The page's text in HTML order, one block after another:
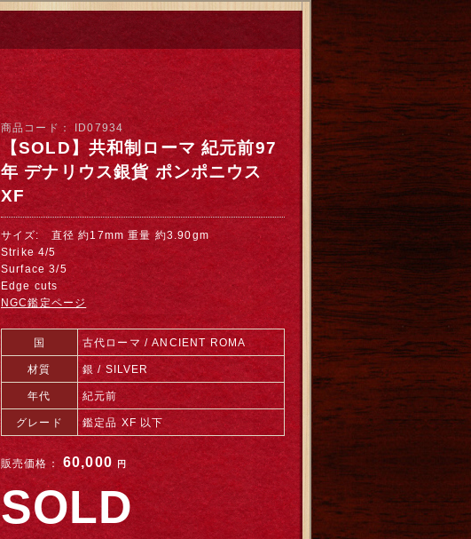
商品コード： ID07934
【SOLD】共和制ローマ 紀元前97
年 デナリウス銀貨 ポンポニウス
XF
サイズ: 直径 約17mm 重量 約3.90gm
Strike 4/5
Surface 3/5
Edge cuts
NGC鑑定ページ
国 古代ローマ / ANCIENT ROMA
材質 銀 / SILVER
年代 紀元前
グレード 鑑定品 XF 以下
販売価格： 60,000 円
SOLD